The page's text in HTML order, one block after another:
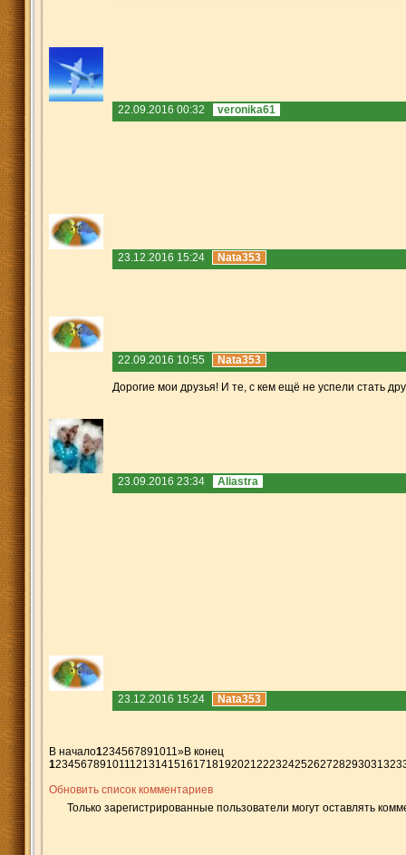
22.09.2016 00:32 veronika61
23.12.2016 15:24 Nata353
22.09.2016 10:55 Nata353
Дорогие мои друзья! И те, с кем ещё не успели стать
23.09.2016 23:34 Aliastra
23.12.2016 15:24 Nata353
В начало1234567891011 »В конец
1234567891011 12131415161718192021 22232425262728293031 32
Обновить список комментариев
Только зарегистрированные пользователи могут оставлять